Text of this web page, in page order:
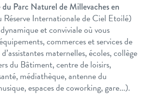
Parc Naturel de Millevaches en
Réserve Internationale de Ciel Etoilé)
et conviviale où vous
commerces et services de
maternelles, écoles, collège
du Bâtiment, centre de loisirs,
médiathèque, antenne du
espaces de coworking, gare...).